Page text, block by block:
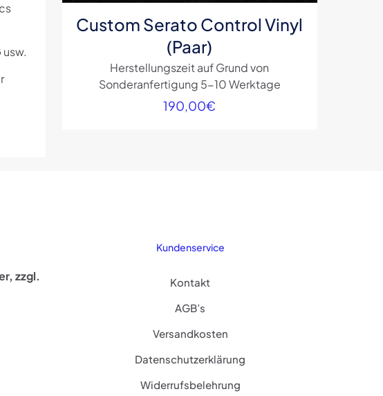
usw.
Custom Serato Control Vinyl
(Paar)
Herstellungszeit auf Grund von
Sonderanfertigung 5-10 Werktage
190,00€
zzgl.
Kundenservice
Kontakt
AGB’s
Versandkosten
Datenschutzerklärung
Widerrufsbelehrung